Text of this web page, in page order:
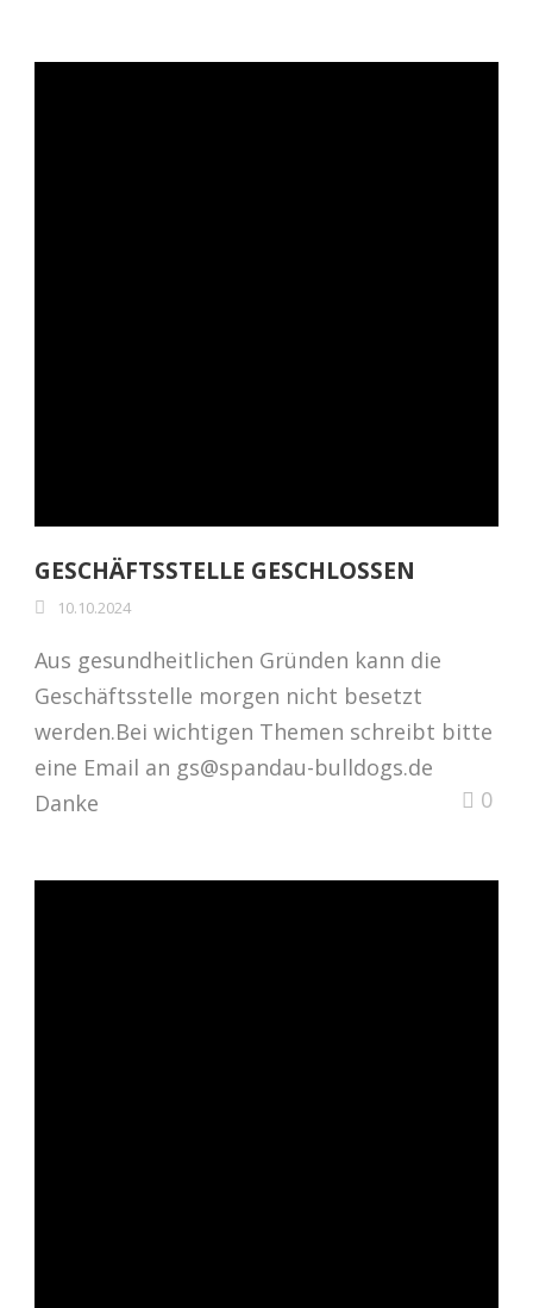
GESCHÄFTSSTELLE GESCHLOSSEN
10.10.2024
Aus gesundheitlichen Gründen kann die
Geschäftsstelle morgen nicht besetzt
werden.Bei wichtigen Themen schreibt bitte
eine Email an gs@spandau-bulldogs.de
Danke
0